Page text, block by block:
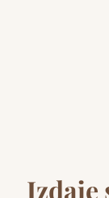
Izdaje